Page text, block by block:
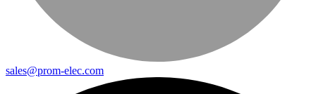
sales@prom-elec.com